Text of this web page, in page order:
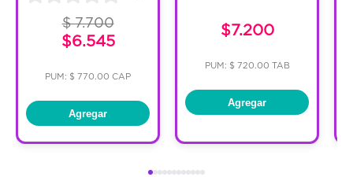
$ 7.700
$6.545
PUM: $ 770.00 CAP
Agregar
$7.200
PUM: $ 720.00 TAB
Agregar